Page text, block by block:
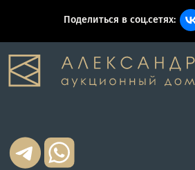
Поделиться в соц.сетях: